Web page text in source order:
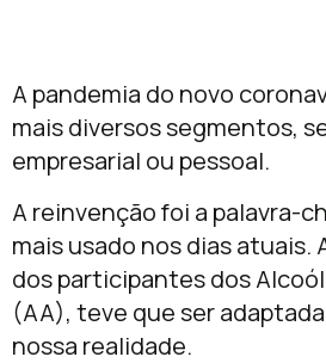
A pandemia do novo
mais diversos segmentos,
empresarial ou pessoal.
A reinvenção foi a palavra-
mais usado nos dias atuais.
dos participantes dos
(AA), teve que ser
nossa realidade.